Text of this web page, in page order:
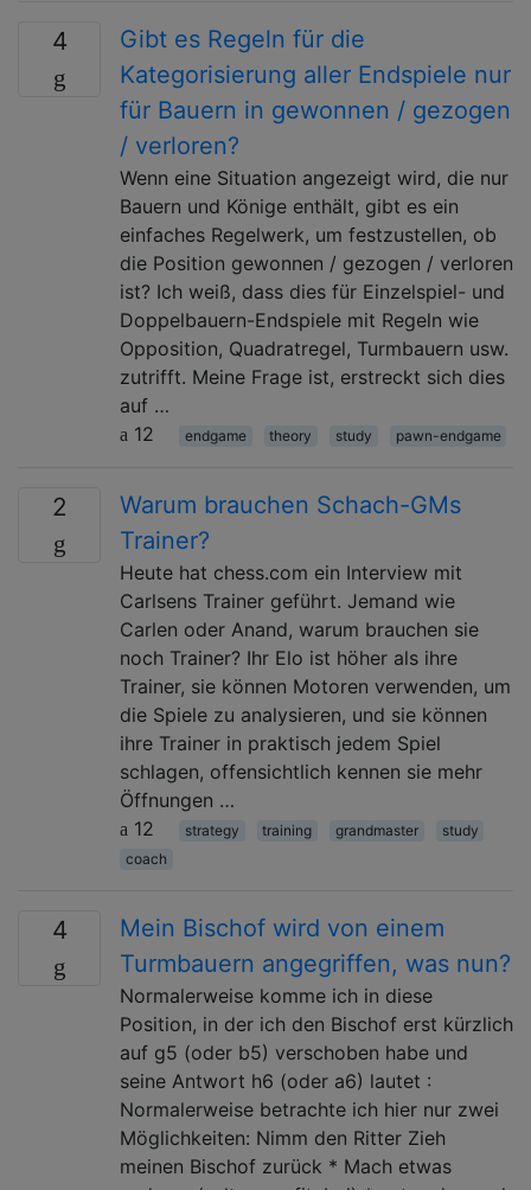
4
Gibt es Regeln für die
Kategorisierung aller Endspiele nur
für Bauern in gewonnen / gezogen
/ verloren?
Wenn eine Situation angezeigt wird, die nur
Bauern und Könige enthält, gibt es ein
einfaches Regelwerk, um festzustellen, ob
die Position gewonnen / gezogen / verloren
ist? Ich weiß, dass dies für Einzelspiel- und
Doppelbauern-Endspiele mit Regeln wie
Opposition, Quadratregel, Turmbauern usw.
zutrifft. Meine Frage ist, erstreckt sich dies
auf …
12
endgame theory study pawn-endgame
2
Warum brauchen Schach-GMs
Trainer?
Heute hat chess.com ein Interview mit
Carlsens Trainer geführt. Jemand wie
Carlen oder Anand, warum brauchen sie
noch Trainer? Ihr Elo ist höher als ihre
Trainer, sie können Motoren verwenden, um
die Spiele zu analysieren, und sie können
ihre Trainer in praktisch jedem Spiel
schlagen, offensichtlich kennen sie mehr
Öffnungen …
12
strategy training grandmaster
study
coach
4
Mein Bischof wird von einem
Turmbauern angegriffen, was nun?
Normalerweise komme ich in diese
Position, in der ich den Bischof erst kürzlich
auf g5 (oder b5) verschoben habe und
seine Antwort h6 (oder a6) lautet :
Normalerweise betrachte ich hier nur zwei
Möglichkeiten: Nimm den Ritter Zieh
meinen Bischof zurück * Mach etwas